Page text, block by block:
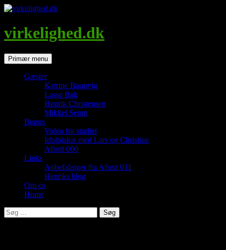
Hop
indhold
virkelighed.dk
SøgPrimær menu
Gæster
Katrine Baunvig
Lasse Bak
Henrik Christensen
Mikkel Serup
Bonus
Video fra studiet
Idolplakat med Lars og Christian
Afsnit 000
Links
Anbefalinger fra Afsnit 011
Henriks blog
Om os
Home
Søg
efter: